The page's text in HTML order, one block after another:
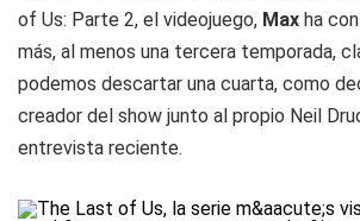
of Us: Parte 2, el videojuego, Max ha
más, al menos una tercera temporada,
podemos descartar una cuarta, como
creador del show junto al propio Neil
entrevista reciente.